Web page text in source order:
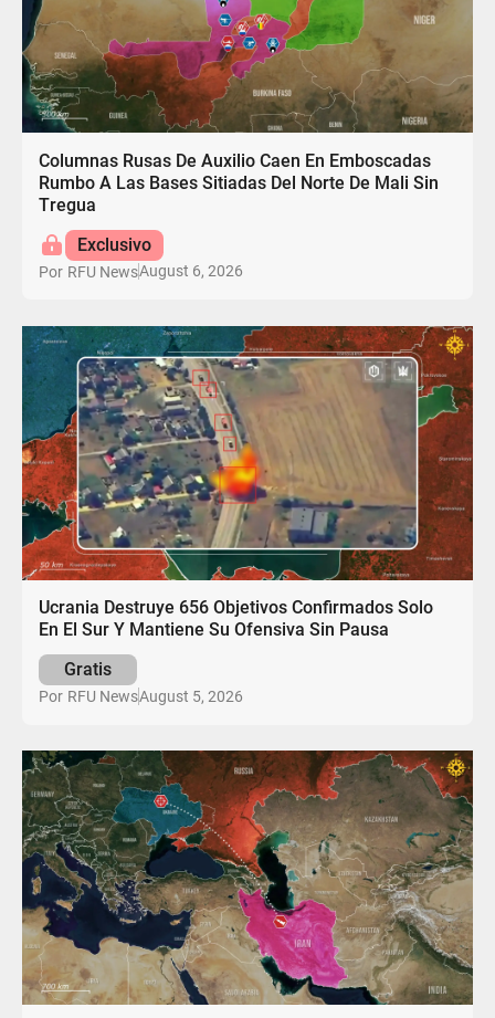
Columnas Rusas De Auxilio Caen En Emboscadas
Rumbo A Las Bases Sitiadas Del Norte De Mali Sin
Tregua
Exclusivo
Por RFU NewsAugust 6, 2026
Ucrania Destruye 656 Objetivos Confirmados Solo
En El Sur Y Mantiene Su Ofensiva Sin Pausa
Gratis
Por RFU NewsAugust 5, 2026